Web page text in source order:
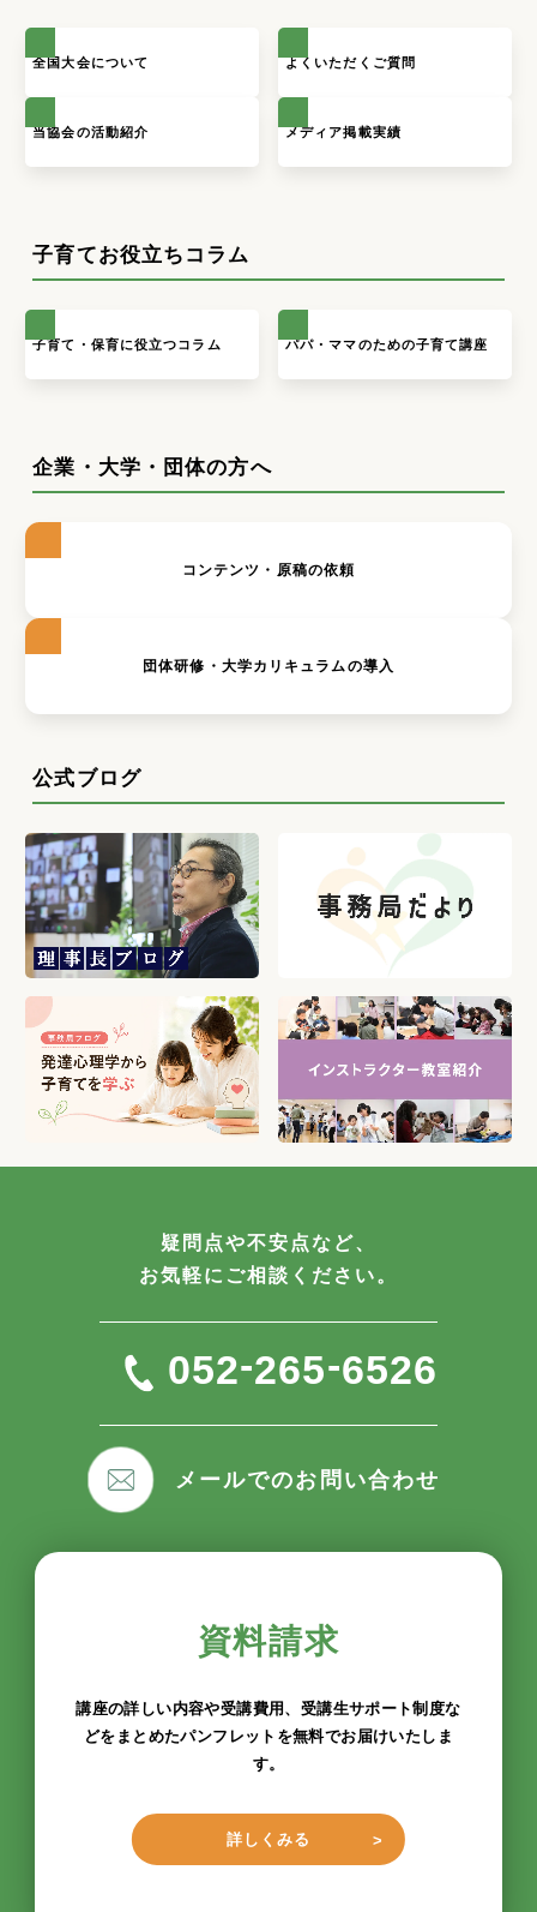
全国大会について よくいただくご質問
当協会の活動紹介 メディア掲載実績
子育てお役立ちコラム
子育て・保育に役立つコラム パパ・ママのための子育て講座
企業・大学・団体の方へ
コンテンツ・原稿の依頼
団体研修・大学カリキュラムの導入
公式ブログ
疑問点や不安点など、
お気軽にご相談ください。
052-265-6526
メールでのお問い合わせ
資料請求
講座の詳しい内容や受講費用、受講生サポート制度な
どをまとめたパンフレットを無料でお届けいたしま
す。
詳しくみる